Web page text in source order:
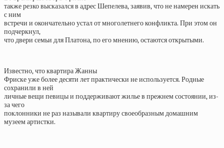
также резко высказался в адрес Шепелева, заявив, что не намерен искать
с ним
встречи и окончательно устал от многолетнего конфликта. При этом он
подчеркнул,
что двери семьи для Платона, по его мнению, остаются открытыми.
Известно, что квартира Жанны
Фриске уже более десяти лет практически не используется. Родные
сохранили в ней
личные вещи певицы и поддерживают жилье в прежнем состоянии, из-
за чего
поклонники не раз называли квартиру своеобразным домашним
музеем артистки.